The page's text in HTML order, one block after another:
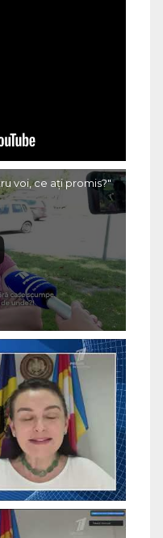
voi, ce ați promis?"